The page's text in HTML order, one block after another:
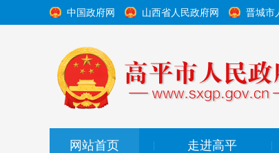
中国政府网 山西省人民政府网 晋城市
网站首页 走进高平